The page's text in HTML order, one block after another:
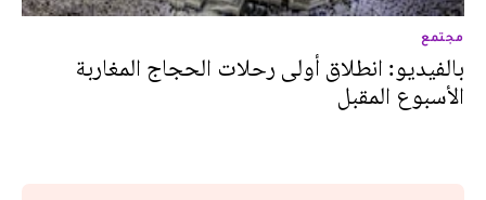
مجتمع
بالفيديو: انطلاق أولى رحلات الحجاج المغاربة
الأسبوع المقبل